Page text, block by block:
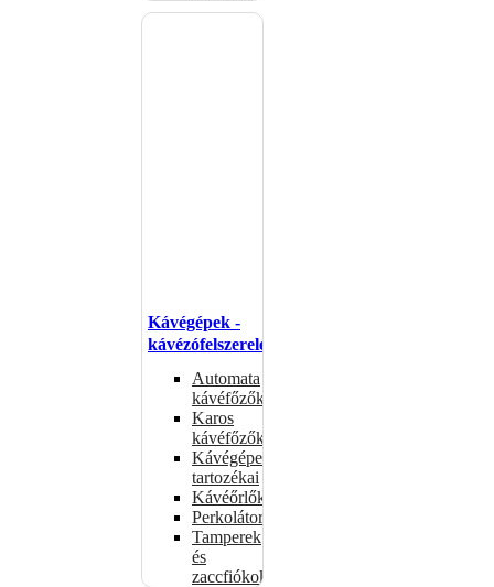
Kávégépek -
kávézófelszerelés
Automata
kávéfőzők
Karos
kávéfőzők
Kávégépek
tartozékai
Kávéőrlők
Perkolátorok
Tamperek
és
zaccfiókok